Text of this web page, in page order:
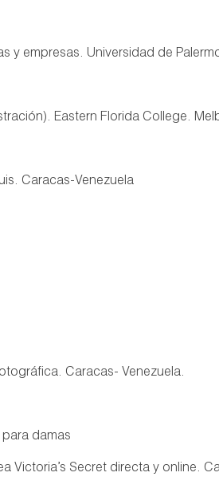
y empresas. Universidad de
Eastern Florida College.
Caracas-Venezuela
Caracas- Venezuela.
damas
Victoria’s Secret directa y online.